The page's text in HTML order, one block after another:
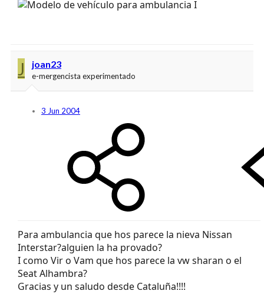
J joan23
e-mergencista experimentado
3 Jun 2004
Para ambulancia que hos parece la nieva Nissan
Interstar?alguien la ha provado?
I como Vir o Vam que hos parece la vw sharan o el
Seat Alhambra?
Gracias y un saludo desde Cataluña!!!!